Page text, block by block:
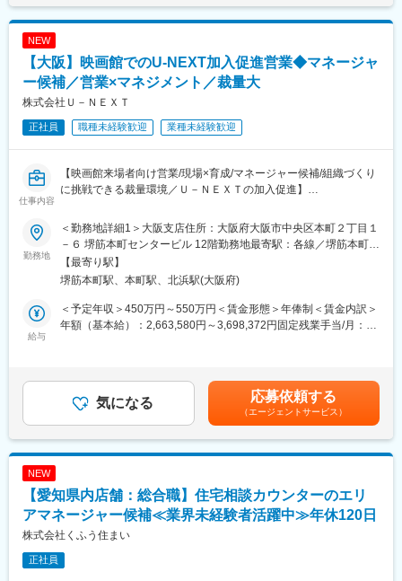
す。映画館とのアライアンスによる対面営業という独自の販売チ
変更の範囲：会社の定める業務
画立案
■配属部署について：
人数：6名
■業務の特徴：
も活用した集客なども取り組んでいます。
◎楽天モバイル店舗は約1500。そして、現在も拡大中。その大き
なフィールドで活躍できます。（遠隔地とはZOOM等でのコミュ
ニケーションで施策やオペレーションを浸透させています）
■楽天について：
楽天は日本最大級のマーケットプレイスであり、eコマース、旅
界で140以上のサービスを展開していますが、その中でもコマー
ス&マーケティングカンパニーでは、EC事業、コンテンツ関連ビ
ジネス、スポーツ関連ビジネス等、様々な事業を運営していま
※コマース＆マーケティングカンパニーのサービスは以下サイトよ
変更の範囲：会社の定める業務
(月額)は固定手当を含めた表記です。
NEW
【大阪】映画館でのU-NEXT加入促進営業◆マネージャ
ー候補／営業×マネジメント／裁量大
株式会社Ｕ－ＮＥＸＴ
正社員 職種未経験歓迎 業種未経験歓迎
仕事内容
【映画館来場者向け営業/現場×育成/マネージャー候補/組織づくり
に挑戦できる裁量環境／Ｕ－ＮＥＸＴの加入促進】
■部門やポジションの役割
映画館に来場されたお客様に対し、自社サービス「U-NEXT」の
加入促進を提案する営業ポジションです。単なる営業に留まら
ず、アルバイトスタッフの育成や営業組織の構築まで担い、売上
最大化を実現する役割を担います。
■業務内容:
映画館来場者への営業活動を軸に、組織運営・マネジメントまで
・動画・電子書籍配信サービス「U-NEXT」の提案・契約獲得
・担当劇場での営業活動（経験に応じ複数拠点を担当）
・大型イベントブースでの営業活動
を行った後に、複数の映画館をまたぎアルバイトスタッフの管理
や組織運営をメインで対応いただきます。
■組織構成：
勤務地
＜勤務地詳細1＞大阪支店住所：大阪府大阪市中央区本町２丁目１
－６ 堺筋本町センタービル 12階勤務地最寄駅：各線／堺筋本町駅
受動喫煙対策：屋内全面禁煙＜勤務地詳細2＞大阪府内の映画館住
所：大阪府 受動喫煙対策：屋内全面禁煙変更の範囲：会社の定め
【最寄り駅】
堺筋本町駅、本町駅、北浜駅(大阪府)
給与
＜予定年収＞450万円～550万円＜賃金形態＞年俸制＜賃金内訳＞
年額（基本給）：2,663,580円～3,698,372円固定残業手当/月：
給与補足＞※上記はあくまで想定であり、ご経験、スキルに応じ決
定させて頂きます。■昇給：年1回賃金はあくまでも目安の金額で
あり、選考を通じて上下する可能性があります。月給(月額)は固定
手当を含めた表記です。
気になる 応募依頼する
（エージェントサービス）
NEW
【愛知県内店舗：総合職】住宅相談カウンターのエリ
アマネージャー候補≪業界未経験者活躍中≫年休120日
株式会社くふう住まい
正社員